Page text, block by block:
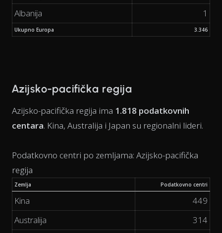
Albanija
1
Ukupno Europa 3.346
Azijsko-pacifička regija
Azijsko-pacifička regija ima 1.818 podatkovnih
centara. Kina, Australija i Japan su regionalni lideri.
Podatkovno centri po zemljama: Azijsko-pacifička
regija
Zemlja Podatkovno centri
Kina
449
Australija
314